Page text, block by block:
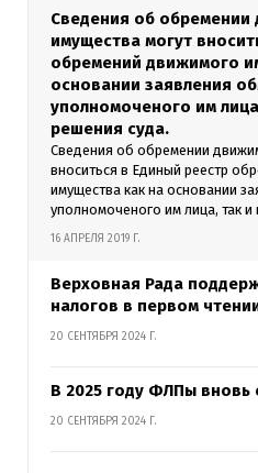
Сведения об обремении
имущества могут
обремений движимого
основании заявления
уполномоченого им
решения суда.
Сведения об обремении
вноситься в Единый реестр
имущества как на основании
уполномоченого им лица, так
16 АПРЕЛЯ 2019 Г.
Верховная Рада
налогов в первом
20 СЕНТЯБРЯ 2024 Г.
В 2025 году ФЛПы вновь
20 СЕНТЯБРЯ 2024 Г.